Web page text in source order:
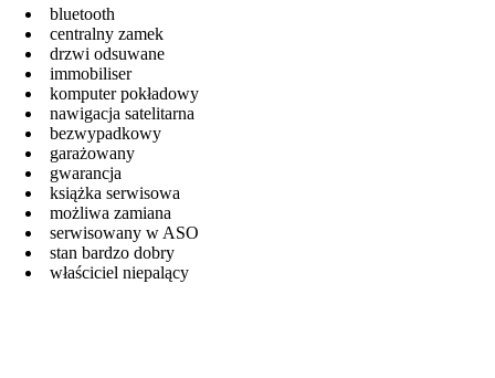
bluetooth
centralny zamek
drzwi odsuwane
immobiliser
komputer pokładowy
nawigacja satelitarna
bezwypadkowy
garażowany
gwarancja
książka serwisowa
możliwa zamiana
serwisowany w ASO
stan bardzo dobry
właściciel niepalący